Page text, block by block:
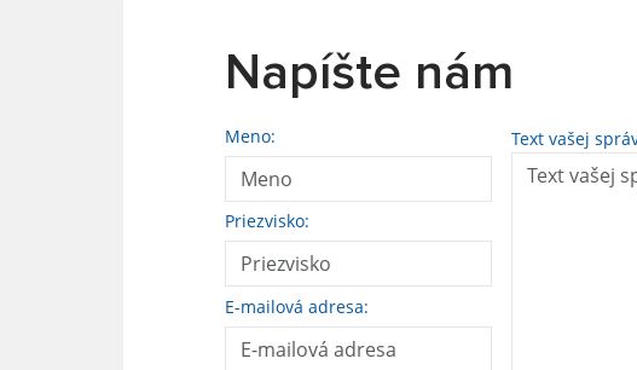
Napíšte nám
Meno:
Priezvisko:
E-mailová adresa:
Text vašej